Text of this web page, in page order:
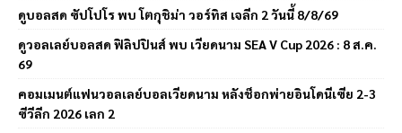
ดูบอลสด ซัปโปโร พบ โตกุชิม่า วอร์ทิส เจลีก 2 วันนี้ 8/8/69
ดูวอลเลย์บอลสด ฟิลิปปินส์ พบ เวียดนาม SEA V Cup 2026 : 8 ส.ค.
69
คอมเมนต์แฟนวอลเลย์บอลเวียดนาม หลังช็อกพ่ายอินโดนีเซีย 2-3
ซีวีลีก 2026 เลก 2